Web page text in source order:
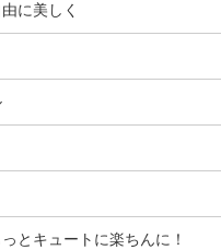
に美しく
とキュートに楽ちんに！